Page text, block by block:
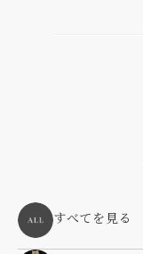
すべてを見る